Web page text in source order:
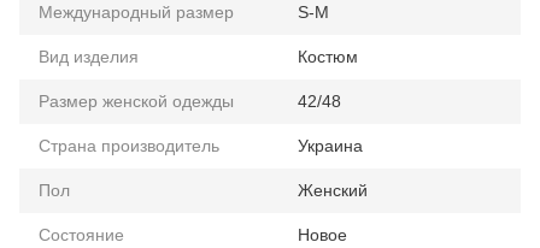
Международный размер S-M
Вид изделия Костюм
Размер женской одежды 42/48
Страна производитель Украина
Пол Женский
Состояние Новое